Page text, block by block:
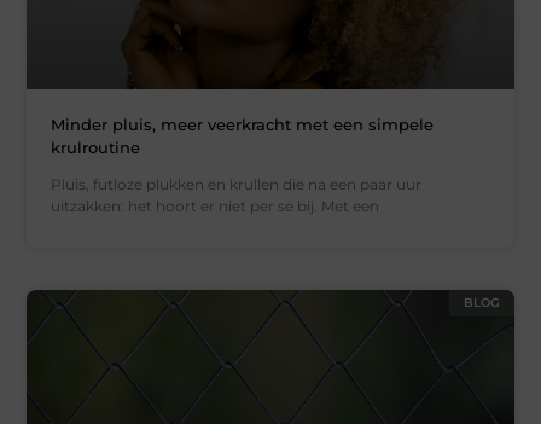
Minder pluis, meer veerkracht met een simpele
krulroutine
Pluis, futloze plukken en krullen die na een paar uur
uitzakken: het hoort er niet per se bij. Met een
BLOG